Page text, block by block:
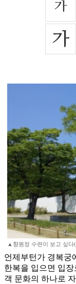
▲향원정 수련이 보고 싶다
언제부턴가 경복궁
한복을 입으면 입
객 문화의 하나로